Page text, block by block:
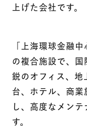
上げた会社です。
「上海環球金融
の複合施設で、国
鋭のオフィス、地
台、ホテル、商業
し、高度なメン
す。